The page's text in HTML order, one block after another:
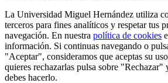
La Universidad Miguel Hernández utiliza
terceros para fines analíticos y respetar tus
navegación. En nuestra política de cookies
información. Si continuas navegando o
"Aceptar", consideramos que aceptas su
quieres rechazarlas pulsa sobre "Rechazar"
debes hacerlo.